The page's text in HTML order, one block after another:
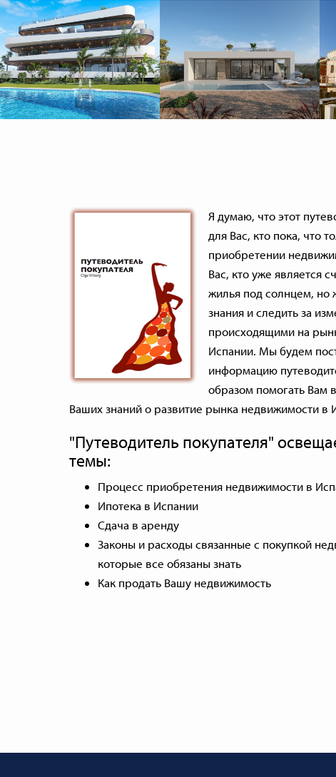
Я думаю, что этот
для Вас, кто пока, что
приобретении
Вас, кто уже является
жилья под солнцем, но
знания и следить за
происходящими на
Испании. Мы будем
информацию
образом помогать Вам
Ваших знаний о развитие рынка недвижимости в
"Путеводитель покупателя"
темы:
Процесс приобретения недвижимости в
Ипотека в Испании
Сдача в аренду
Законы и расходы связанные с покупкой
которые все обязаны знать
Как продать Вашу недвижимость